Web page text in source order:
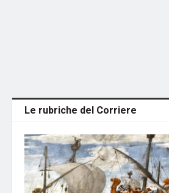
Le rubriche del Corriere